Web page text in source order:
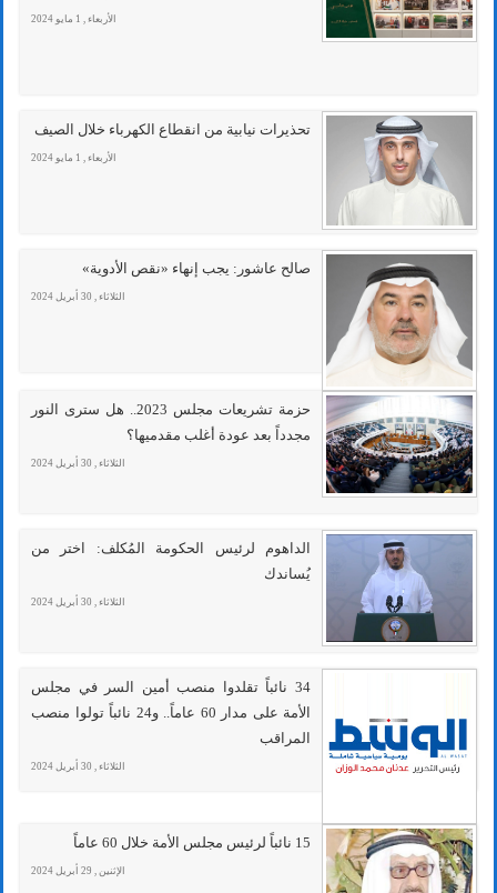
الأربعاء , 1 مايو 2024
تحذيرات نيابية من انقطاع الكهرباء خلال الصيف
الأربعاء , 1 مايو 2024
صالح عاشور: يجب إنهاء «نقص الأدوية»
الثلاثاء , 30 أبريل 2024
حزمة تشريعات مجلس 2023.. هل سترى النور
مجدداً بعد عودة أغلب مقدميها؟
الثلاثاء , 30 أبريل 2024
الداهوم لرئيس الحكومة المُكلف: اختر من
يُساندك
الثلاثاء , 30 أبريل 2024
34 نائباً تقلدوا منصب أمين السر في مجلس
الأمة على مدار 60 عاماً.. و24 نائباً تولوا منصب
المراقب
الثلاثاء , 30 أبريل 2024
15 نائباً لرئيس مجلس الأمة خلال 60 عاماً
الإثنين , 29 أبريل 2024